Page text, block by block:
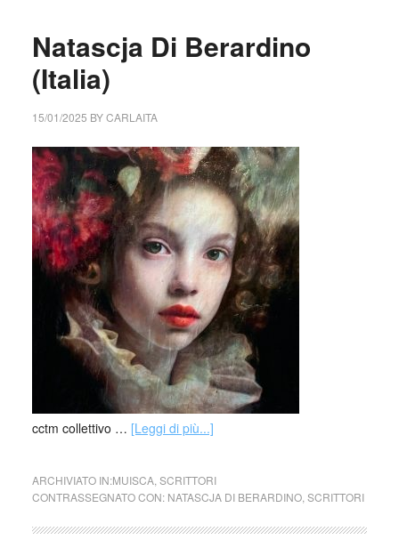
Natascja Di Berardino
(Italia)
15/01/2025 BYCARLAITA
cctm collettivo … [Leggi di più...]
ARCHIVIATO IN:MUISCA, SCRITTORI
CONTRASSEGNATO CON: NATASCJA DI BERARDINO, SCRITTORI